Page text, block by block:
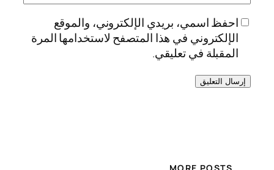
احفظ اسمي، بريدي الإلكتروني، والموقع
الإلكتروني في هذا المتصفح لاستخدامها المرة
المقبلة في تعليقي.